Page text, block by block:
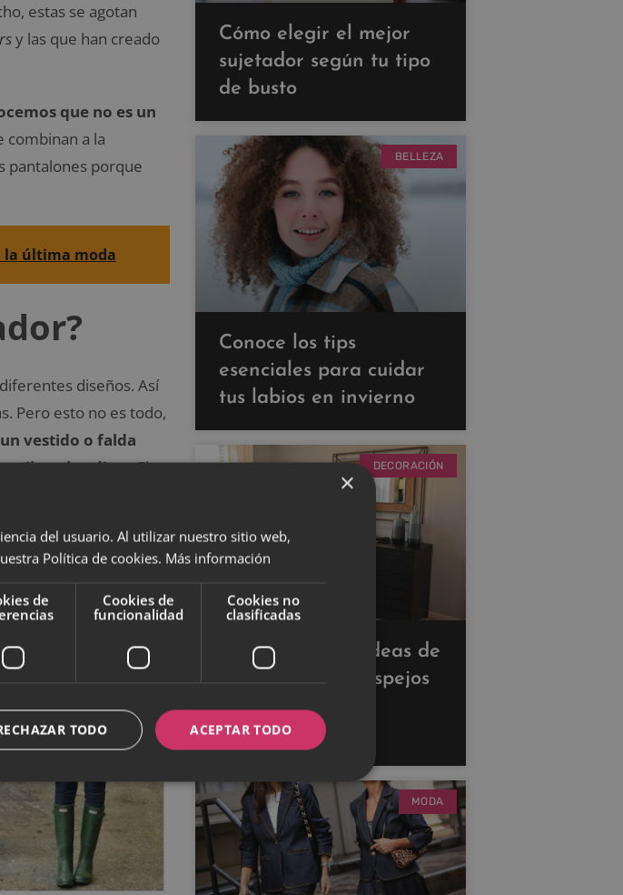
estas se agotan
y las que han creado
que no es un
a la
pantalones porque
la última moda
diseños. Así
Pero esto no es todo,
vestido o falda
gabardina. ¡El
Cómo elegir el mejor
sujetador según tu tipo
de busto
BELLEZA
Conoce los tips
esenciales para cuidar
tus labios en invierno
DECORACIÓN
Descubre estas ideas de
decoración con espejos
para ampliar tus
espacios
MODA
×
del usuario. Al utilizar nuestro sitio web,
Política de cookies. Más información
de
Cookies de
funcionalidad
Cookies no
clasificadas
ACEPTAR TODO
TODO